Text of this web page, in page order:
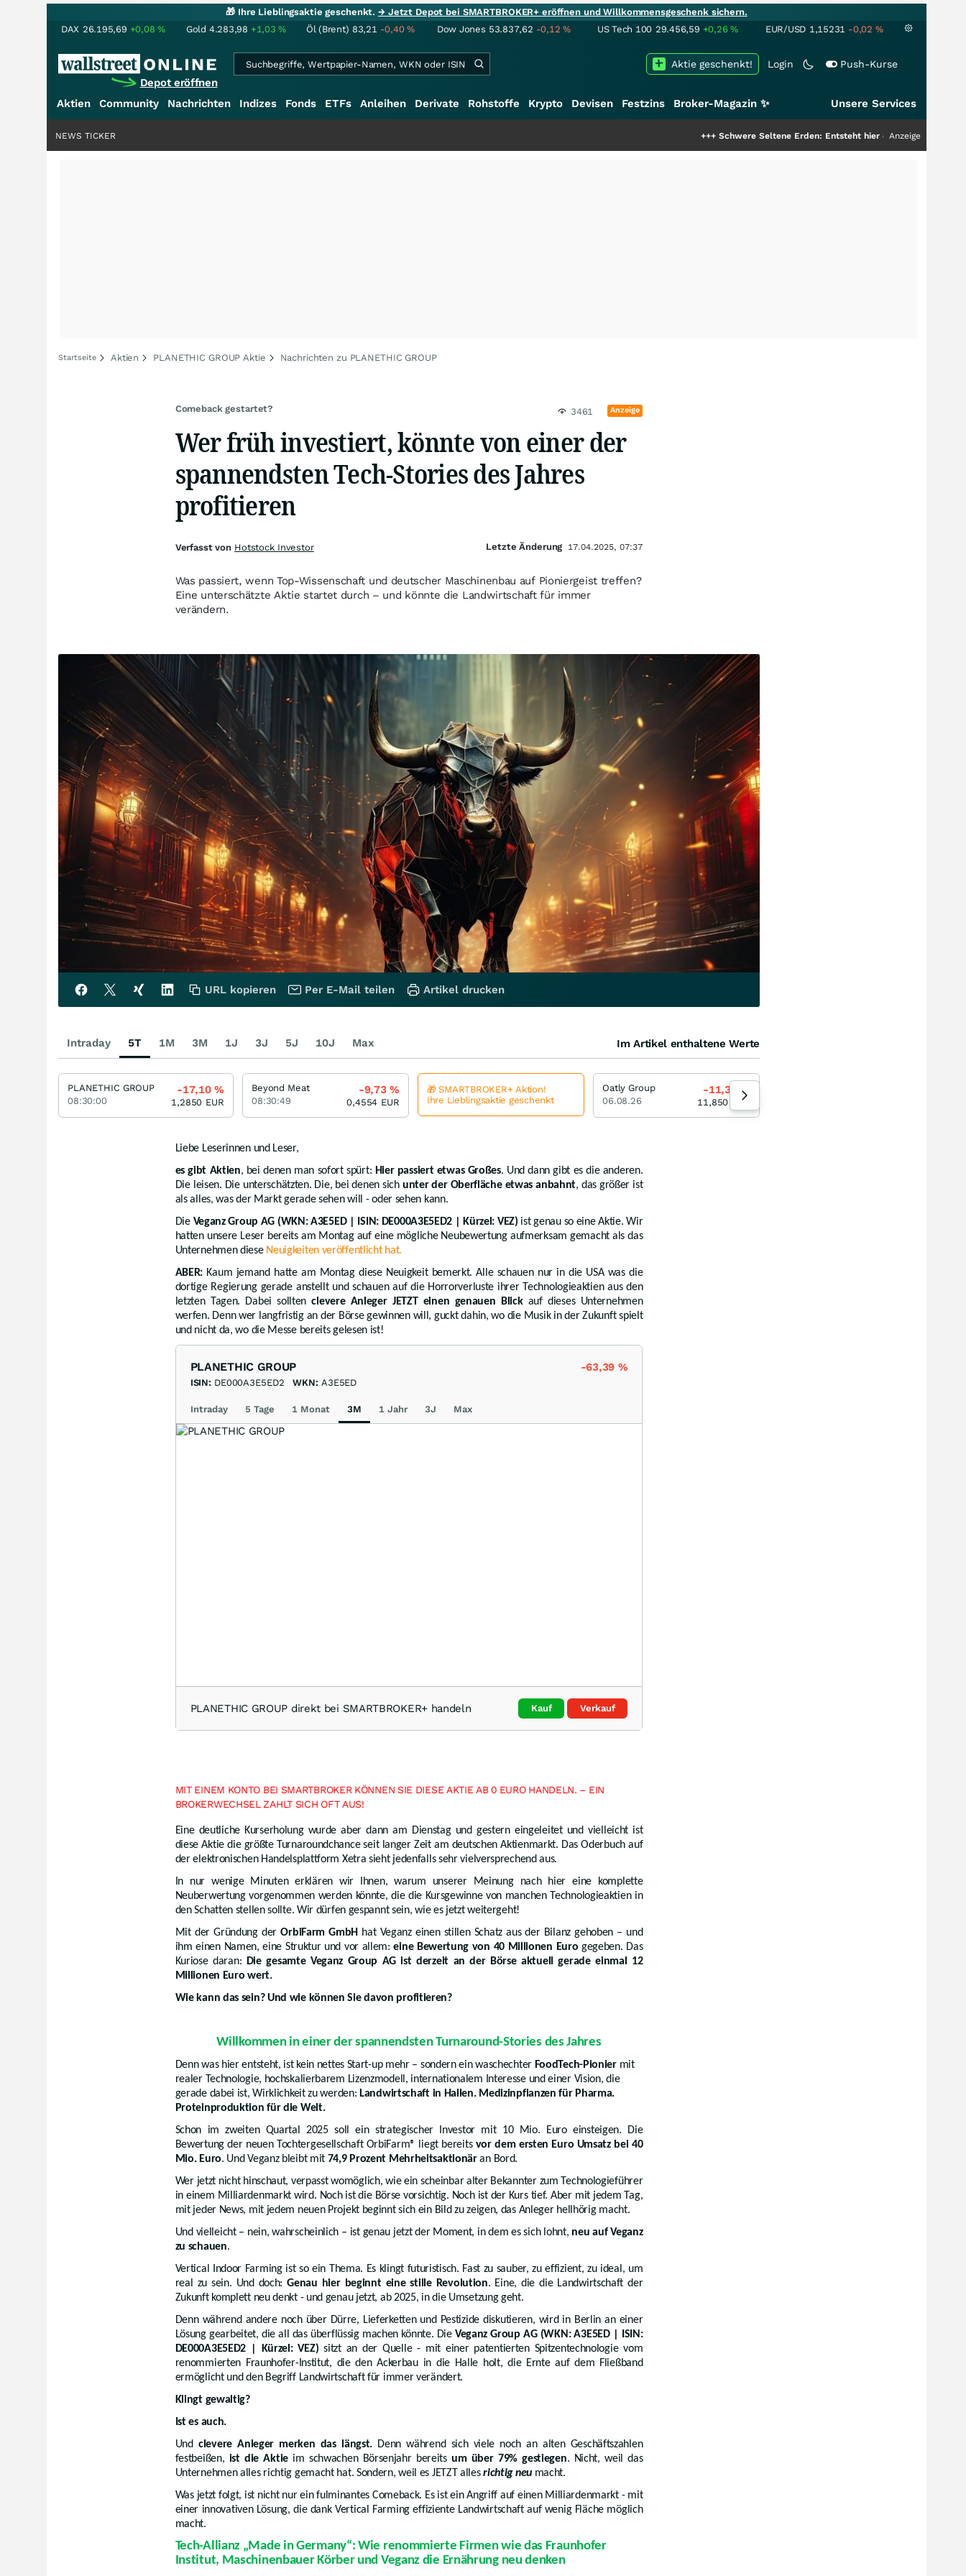
🎁 Ihre Lieblingsaktie geschenkt.→ Jetzt Depot bei SMARTBROKER+ eröffnen und Willkommensgeschenk sichern.
DAX 26.195,69 +0,08% Gold 4.283,98 +1,03% Öl (Brent) 83,21 -0,40% Dow Jones 53.837,62 -0,12% US Tech 100 29.456,59 +0,26% EUR/USD 1,15231 -0,02 %
Depot eröffnen
Login Push-Kurse
Aktie geschenkt!
Aktien Community Nachrichten Indizes Fonds ETFs Anleihen Derivate Rohstoffe Krypto Devisen Festzins Broker-Magazin ✨ Unsere Services
Schwere Seltene Erden: Entsteht hier die nächste Milliardenstory?
Anzeige
NEWS TICKER
Startseite Aktien PLANETHIC GROUP Aktie Nachrichten zu PLANETHIC GROUP
Comeback gestartet? 3461 Anzeige
Wer früh investiert, könnte von einer der
spannendsten Tech-Stories des Jahres
profitieren
Was passiert, wenn Top-Wissenschaft und deutscher Maschinenbau auf Pioniergeist treffen?
Eine unterschätzte Aktie startet durch – und könnte die Landwirtschaft für immer
verändern.
Liebe Leserinnen und Leser,
es gibt Aktien, bei denen man sofort spürt: Hier passiert etwas Großes. Und dann gibt es die anderen.
Die leisen. Die unterschätzten. Die, bei denen sich unter der Oberfläche etwas anbahnt, das größer ist
als alles, was der Markt gerade sehen will - oder sehen kann.
Die Veganz Group AG (WKN: A3E5ED | ISIN: DE000A3E5ED2 | Kürzel: VEZ) ist genau so eine Aktie. Wir
hatten unsere Leser bereits am Montag auf eine mögliche Neubewertung aufmerksam gemacht als das
Unternehmen diese Neuigkeiten veröffentlicht hat.
ABER: Kaum jemand hatte am Montag diese Neuigkeit bemerkt. Alle schauen nur in die USA was die
dortige Regierung gerade anstellt und schauen auf die Horrorverluste ihrer Technologieaktien aus den
letzten Tagen. Dabei solltenclevere Anleger JETZT einen genauen Blickauf dieses Unternehmen
werfen. Denn wer langfristig an der Börse gewinnen will, guckt dahin, wo die Musik in der Zukunft spielt
und nicht da, wo die Messe bereits gelesen ist!
PLANETHIC GROUP -63,39 %
ISIN: DE000A3E5ED2 WKN: A3E5ED
Intraday 5 Tage 1 Monat 3M 1 Jahr 3J Max
PLANETHIC GROUP direkt bei SMARTBROKER+ handeln Kauf Verkauf
MIT EINEM KONTO BEI SMARTBROKER KÖNNEN SIE DIESE AKTIE AB 0 EURO HANDELN. – EIN
BROKERWECHSEL ZAHLT SICH OFT AUS!
Eine deutliche Kurserholung wurde aber dann am Dienstag und gestern eingeleitet und vielleicht ist
diese Aktie die größte Turnaroundchance seit langer Zeit am deutschen Aktienmarkt. Das Oderbuch auf
der elektronischen Handelsplattform Xetra sieht jedenfalls sehr vielversprechend aus.
In nur wenige Minuten erklären wir Ihnen, warum unserer Meinung nach hier eine komplette
Neuberwertung vorgenommen werden könnte, die die Kursgewinne von manchen Technologieaktien in
den Schatten stellen sollte. Wir dürfen gespannt sein, wie es jetzt weitergeht!
Mit der Gründung derOrbiFarm GmbH hat Veganz einen stillen Schatz aus der Bilanz gehoben – und
ihm einen Namen, eine Struktur und vor allem:eine Bewertung von 40 Millionen Euro gegeben. Das
Kuriose daran:
Die gesamte Veganz Group AG ist derzeit an der Börse aktuell gerade einmal 12
Millionen Euro wert.
Wie kann das sein? Und wie können Sie davon profitieren?
Willkommen in einer der spannendsten Turnaround-Stories des Jahres
Denn was hier entsteht, ist kein nettes Start-up mehr – sondern ein waschechter FoodTech-Pioniermit
realer Technologie, hochskalierbarem Lizenzmodell, internationalem Interesse und einer Vision, die
gerade dabei ist, Wirklichkeit zu werden: Landwirtschaft in Hallen. Medizinpflanzen für Pharma.
Proteinproduktion für die Welt.
Schon im zweiten Quartal 2025 soll ein strategischer Investor mit 10 Mio. Euro einsteigen. Die
Bewertung der neuen Tochtergesellschaft OrbiFarm® liegt bereits vor dem ersten Euro Umsatz bei 40
Mio. Euro. Und Veganz bleibt mit 74,9 Prozent Mehrheitsaktionäran Bord.
Wer jetzt nicht hinschaut, verpasst womöglich, wie ein scheinbar alter Bekannter zum Technologieführer
in einem Milliardenmarkt wird. Noch ist die Börse vorsichtig. Noch ist der Kurs tief. Aber mit jedem Tag,
mit jeder News, mit jedem neuen Projekt beginnt sich ein Bild zu zeigen, das Anleger hellhörig macht.
Und vielleicht – nein, wahrscheinlich – ist genau jetzt der Moment, in dem es sich lohnt, neu auf Veganz
zu schauen.
Vertical Indoor Farming ist so ein Thema. Es klingt futuristisch. Fast zu sauber, zu effizient, zu ideal, um
real zu sein. Und doch:Genau hier beginnt eine stille Revolution. Eine, die die Landwirtschaft der
Zukunft komplett neu denkt - und genau jetzt, ab 2025, in die Umsetzung geht.
Denn während andere noch über Dürre, Lieferketten und Pestizide diskutieren, wird in Berlin an einer
Lösung gearbeitet, die all das überflüssig machen könnte. Die Veganz Group AG (WKN: A3E5ED | ISIN:
DE000A3E5ED2 | Kürzel: VEZ) sitzt an der Quelle - mit einer patentierten Spitzentechnologie vom
renommierten Fraunhofer-Institut, die den Ackerbau in die Halle holt, die Ernte auf dem Fließband
ermöglicht und den Begriff Landwirtschaft für immer verändert.
Klingt gewaltig?
Ist es auch.
Undclevere Anleger merken das längst. Denn während sich viele noch an alten Geschäftszahlen
festbeißen, ist die Aktieim schwachen Börsenjahr bereitsum über 79% gestiegen. Nicht, weil das
Unternehmen alles richtig gemacht hat. Sondern, weil es JETZT allesrichtig neumacht.
Was jetzt folgt, ist nicht nur ein fulminantes Comeback. Es ist ein Angriff auf einen Milliardenmarkt - mit
einer innovativen Lösung, die dank Vertical Farming effiziente Landwirtschaft auf wenig Fläche möglich
macht.
Tech-Allianz „Made in Germany“: Wie renommierte Firmen wie das Fraunhofer
Institut, Maschinenbauer Körber und Veganz die Ernährung neu denken
Verfasst von Hotstock Investor Letzte Änderung 17.04.2025, 07:37
URL kopieren Per E-Mail teilen Artikel drucken
Intraday 5T 1M 3M 1J 3J 5J 10J Max Im Artikel enthaltene Werte
PLANETHIC GROUP
08:30:00
-17,10%
1,2850 EUR
Beyond Meat
08:30:49
-9,73%
0,4554 EUR
🎁 SMARTBROKER+ Aktion!
Ihre Lieblingsaktie geschenkt
Oatly Group
06.08.26
-11,36 %
11,850 EUR